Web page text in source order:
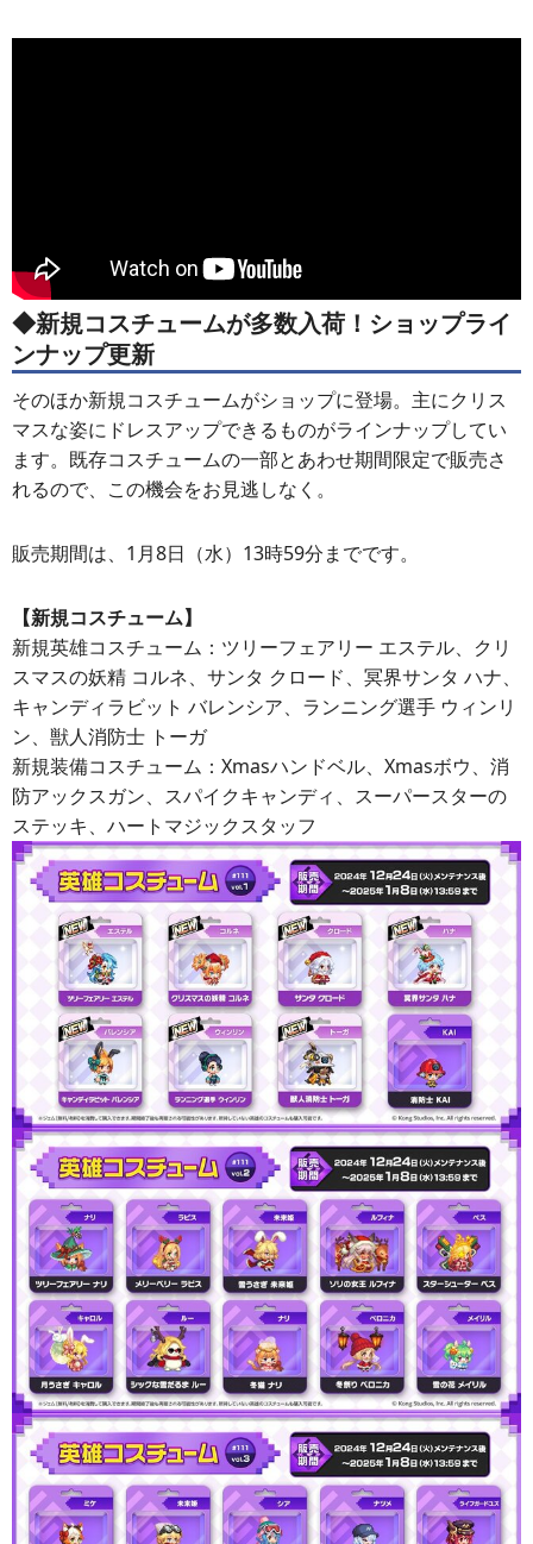
◆新規コスチュームが多数入荷！ショップライ
ンナップ更新
そのほか新規コスチュームがショップに登場。主にクリス
マスな姿にドレスアップできるものがラインナップしてい
ます。既存コスチュームの一部とあわせ期間限定で販売さ
れるので、この機会をお見逃しなく。
販売期間は、1月8日（水）13時59分までです。
【新規コスチューム】
新規英雄コスチューム：ツリーフェアリー エステル、クリ
スマスの妖精 コルネ、サンタ クロード、冥界サンタ ハナ、
キャンディラビット バレンシア、ランニング選手 ウィンリ
ン、獣人消防士 トーガ
新規装備コスチューム：Xmasハンドベル、Xmasボウ、消
防アックスガン、スパイクキャンディ、スーパースターの
ステッキ、ハートマジックスタッフ